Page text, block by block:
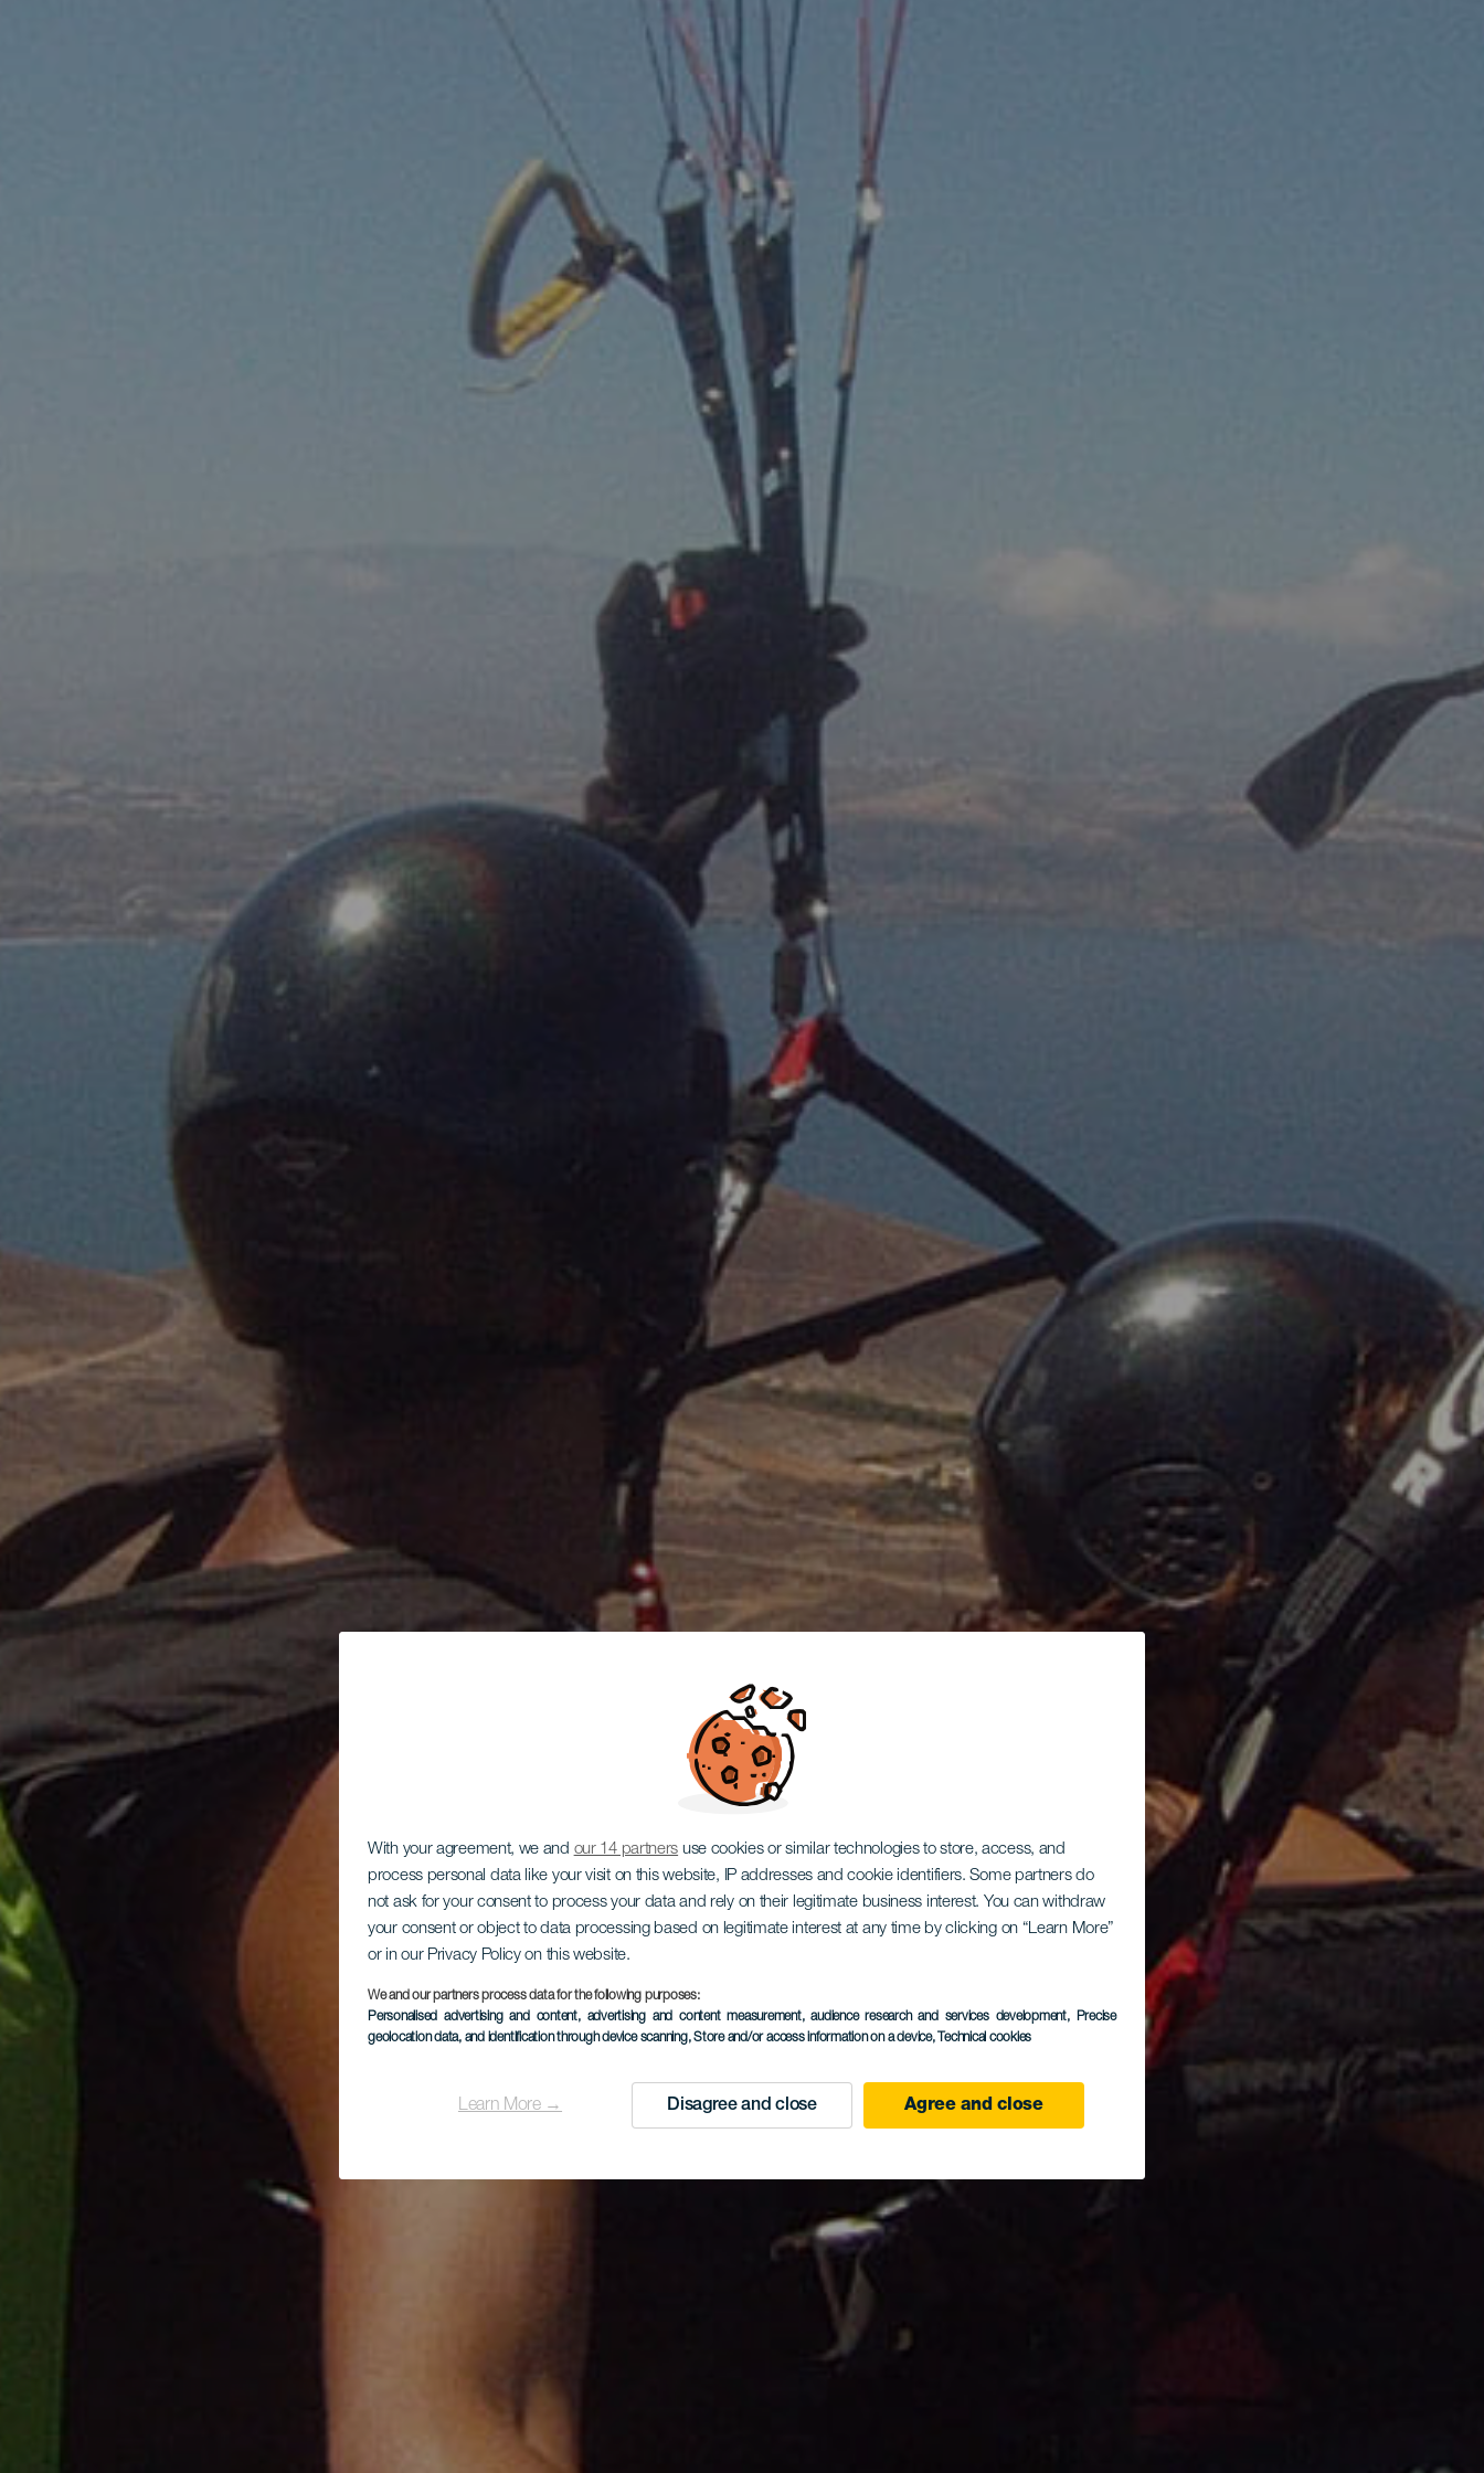
With your agreement, we and our 14 partners use cookies or similar technologies to store, access, and
process personal data like your visit on this website, IP addresses and cookie identifiers. Some partners do
not ask for your consent to process your data and rely on their legitimate business interest. You can withdraw
your consent or object to data processing based on legitimate interest at any time by clicking on “Learn More”
or in our Privacy Policy on this website.
We and our partners process data for the following purposes:
Personalised advertising and content, advertising and content measurement, audience research and services development, Precise
geolocation data, and identification through device scanning, Store and/or access information on a device, Technical cookies
Learn More → Disagree and close Agree and close